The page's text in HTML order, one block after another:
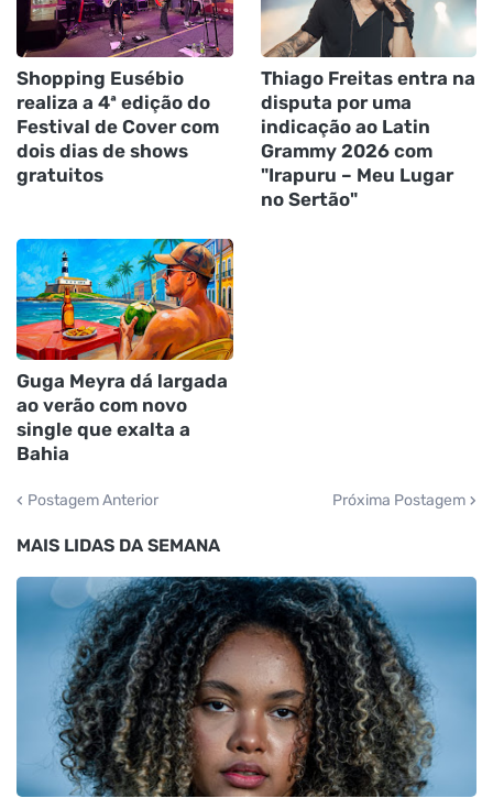
Shopping Eusébio
realiza a 4ª edição do
Festival de Cover com
dois dias de shows
gratuitos
Thiago Freitas entra na
disputa por uma
indicação ao Latin
Grammy 2026 com
"Irapuru – Meu Lugar
no Sertão"
Guga Meyra dá largada
ao verão com novo
single que exalta a
Bahia
Postagem Anterior Próxima Postagem
MAIS LIDAS DA SEMANA